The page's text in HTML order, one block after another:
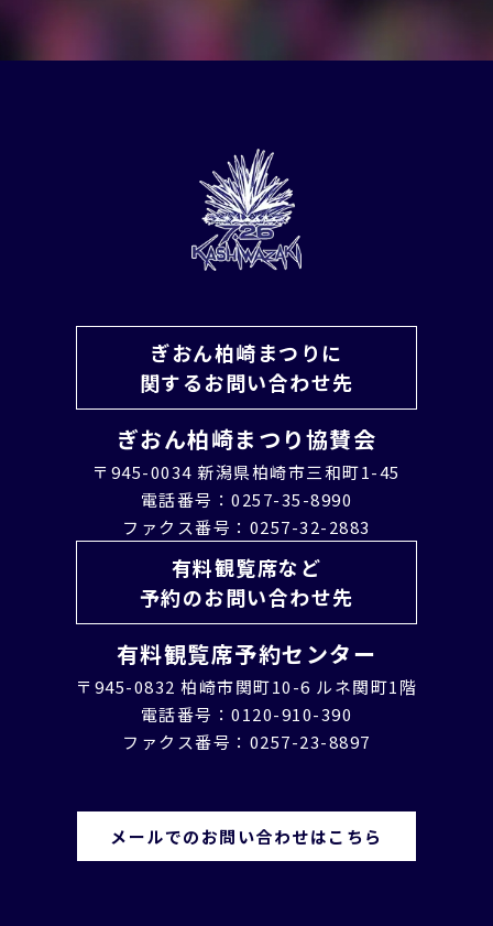
ぎおん柏崎まつりに
関するお問い合わせ先
ぎおん柏崎まつり協賛会
〒945-0034 新潟県柏崎市三和町1-45
電話番号：0257-35-8990
ファクス番号：0257-32-2883
有料観覧席など
予約のお問い合わせ先
有料観覧席予約センター
〒945-0832 柏崎市関町10-6 ルネ関町1階
電話番号：0120-910-390
ファクス番号：0257-23-8897
メールでのお問い合わせはこちら